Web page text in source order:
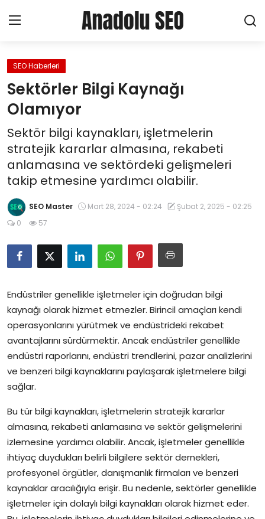
Ana Sayfa
About Creating a Profile
Haberler
Hizmetler
Pazarlama
Yerel SEO
Hakkımızda
Bize Ulaşın
SEO Haberleri
Sektörler Bilgi Kaynağı
Olamıyor
Sektör bilgi kaynakları, işletmelerin
stratejik kararlar almasına, rekabeti
anlamasına ve sektördeki gelişmeleri
takip etmesine yardımcı olabilir.
SEO Master Mart 28, 2024 - 02:24
Şubat 2, 2025 - 02:25
0
57
Endüstriler genellikle işletmeler için doğrudan bilgi
kaynağı olarak hizmet etmezler. Birincil amaçları kendi
operasyonlarını yürütmek ve endüstrideki rekabet
avantajlarını sürdürmektir. Ancak endüstriler genellikle
endüstri raporlarını, endüstri trendlerini, pazar analizlerini
ve benzeri bilgi kaynaklarını paylaşarak işletmelere bilgi
sağlar.
Bu tür bilgi kaynakları, işletmelerin stratejik kararlar
almasına, rekabeti anlamasına ve sektör gelişmelerini
izlemesine yardımcı olabilir. Ancak, işletmeler genellikle
ihtiyaç duydukları belirli bilgilere sektör dernekleri,
profesyonel örgütler, danışmanlık firmaları ve benzeri
kaynaklar aracılığıyla erişir. Bu nedenle, sektörler genellikle
işletmeler için dolaylı bilgi kaynakları olarak hizmet eder.